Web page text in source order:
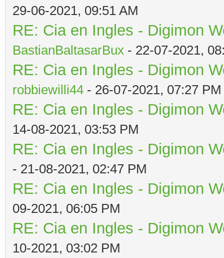
29-06-2021, 09:51 AM
RE: Cia en Ingles - Digimon
BastianBaltasarBux - 22-07-2021,
RE: Cia en Ingles - Digimon
robbiewilli44 - 26-07-2021, 07:27 PM
RE: Cia en Ingles - Digimon
14-08-2021, 03:53 PM
RE: Cia en Ingles - Digimon
- 21-08-2021, 02:47 PM
RE: Cia en Ingles - Digimon
09-2021, 06:05 PM
RE: Cia en Ingles - Digimon
10-2021, 03:02 PM